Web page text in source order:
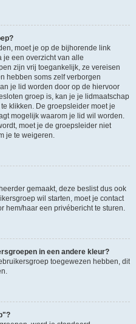
moet je op de bijhorende link
je een overzicht van alle
zijn vrij toegankelijk, ze vereisen
hebben soms zelf verborgen
je lid worden door op de hiervoor
groep is, kan je je lidmaatschap
klikken. De groepsleider moet je
mogelijk waarom je lid wil worden.
moet je de groepsleider niet
je te weigeren.
gemaakt, deze beslist dus ook
wil starten, moet je contact
hem/haar een privébericht te sturen.
in een andere kleur?
toegewezen hebben, dit